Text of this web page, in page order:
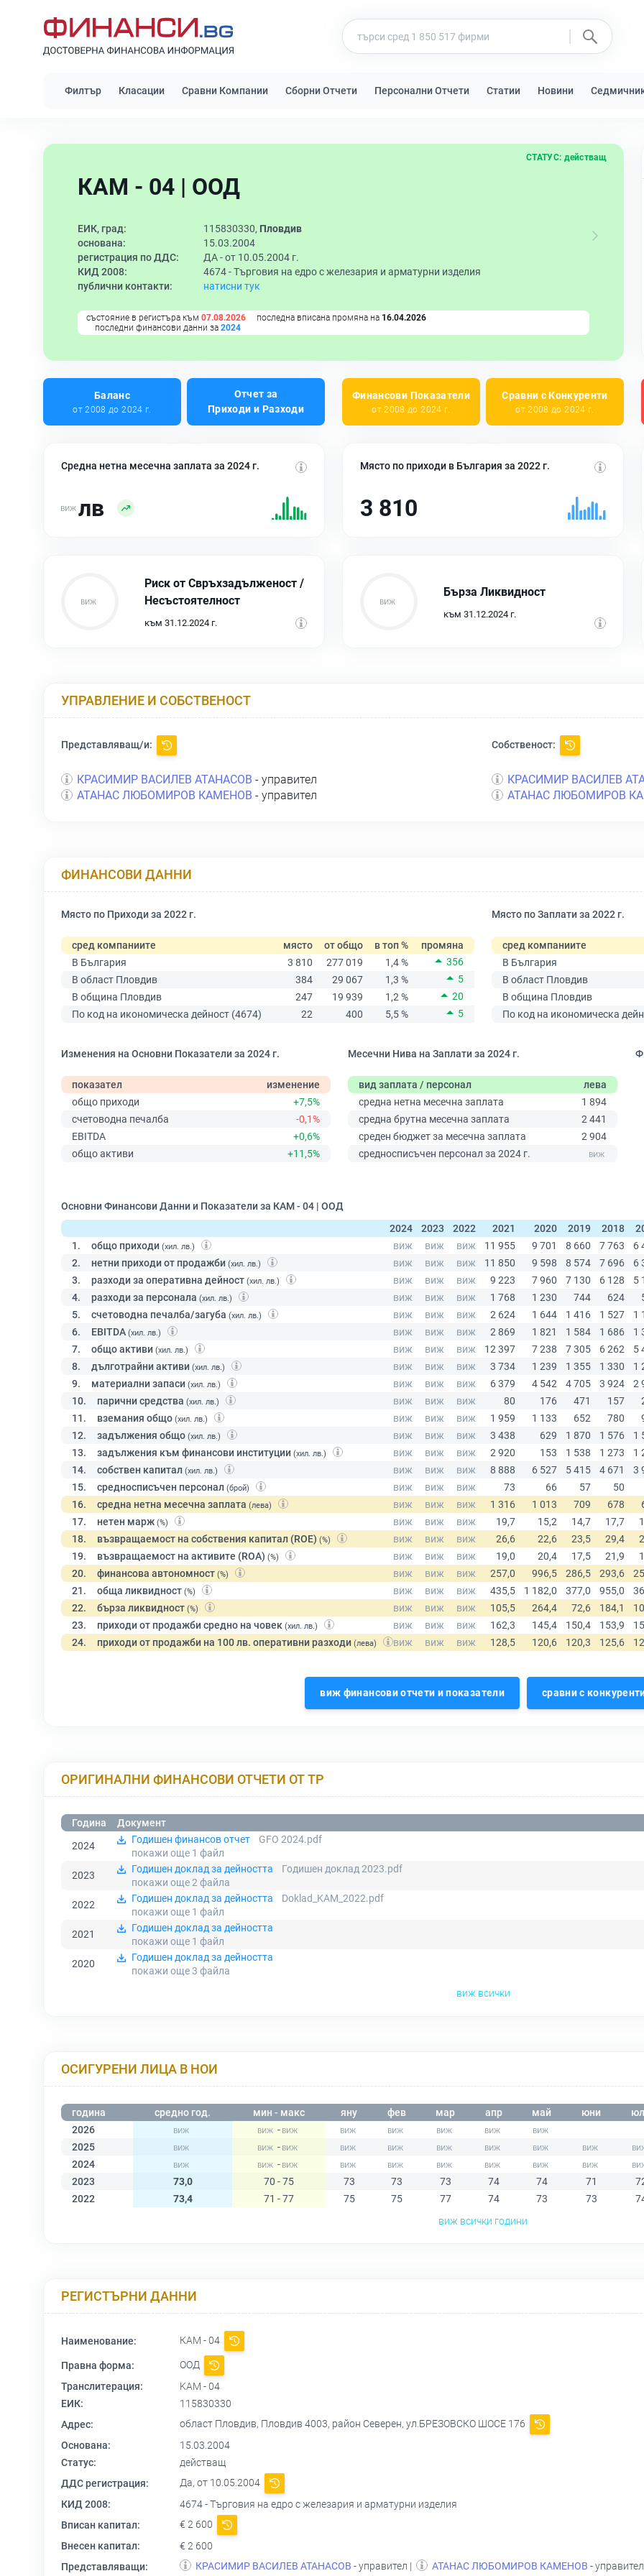
Филтър Класации Сравни Компании Сборни Отчети Персонални Отчети Статии Новини
КАМ - 04 | ООД
СТАТУС: действащ
ЕИК, град: 115830330, Пловдив
основана:
15.03.2004
регистрация по ДДС:
ДА - от 10.05.2004 г.
КИД 2008:
4674 -Търговия на едро с железария и арматурни изделия
публични контакти:
натисни тук
състояние в регистъра към 07.08.2026 последна вписана промяна на 16.04.2026
последни финансови данни за 2024
Баланс
от 2008 до 2024 г.
Отчет за
Приходи и Разходи
Финансови Показатели
от 2008 до 2024 г.
Сравни с Конкуренти
от 2008 до 2024 г.
Средна нетна месечна заплата за 2024 г.
лв
Място по приходи в България за 2022 г.
3 810
Риск от Свръхзадълженост /
Несъстоятелност
към 31.12.2024 г.
Бърза Ликвидност
към 31.12.2024 г.
УПРАВЛЕНИЕ И СОБСТВЕНОСТ
Представляващ/и:
КРАСИМИР ВАСИЛЕВ АТАНАСОВ - управител
АТАНАС ЛЮБОМИРОВ КАМЕНОВ - управител
Собственост:
КРАСИМИР ВАСИЛЕВ
АТАНАС ЛЮБОМИРОВ
ФИНАНСОВИ ДАННИ
Място по Приходи за 2022 г.
сред компаниите място от общо в топ %
промяна
В България
3 810 277 019 1,4 %
356
В област Пловдив
384 29 067 1,3 %
5
В община Пловдив
247 19 939 1,2 %
20
По код на икономическа дейност (4674)
22 400 5,5 % 5
Място по Заплати за 2022 г.
сред компаниите
В България
В област Пловдив
В община Пловдив
По код на икономическа
Изменения на Основни Показатели за 2024 г.
показател
изменение
общо приходи
+7,5%
счетоводна печалба
-0,1%
EBITDA
+0,6%
общо активи
+11,5%
Месечни Нива на Заплати за 2024 г.
вид заплата / персонал
лева
средна нетна месечна заплата
1 894
средна брутна месечна заплата
2 441
среден бюджет за месечна заплата
2 904
средносписъчен персонал за 2024 г.
Основни Финансови Данни и Показатели за КАМ - 04 | ООД
2024
2023 2022 2021 2020 2019 2018
1.
общо приходи (хил. лв.)
2. нетни приходи от продажби (хил. лв.)
3. разходи за оперативна дейност (хил. лв.)
4. разходи за персонала (хил. лв.)
5. счетоводна печалба/загуба (хил. лв.)
6. EBITDA (хил. лв.)
7. общо активи (хил. лв.)
8. дълготрайни активи (хил. лв.)
9. материални запаси (хил. лв.)
10. парични средства (хил. лв.)
11. вземания общо (хил. лв.)
12. задължения общо (хил. лв.)
13. задължения към финансови институции (хил. лв.)
14. собствен капитал (хил. лв.)
15. средносписъчен персонал (брой)
16. средна нетна месечна заплата (лева)
17. нетен марж (%)
18. възвращаемост на собствения капитал (ROE) (%)
19. възвращаемост на активите (ROA) (%)
20. финансова автономност (%)
21. обща ликвидност (%)
22. бърза ликвидност (%)
23. приходи от продажби средно на човек (хил. лв.)
24. приходи от продажби на 100 лв. оперативни разходи (лева)
виж финансови отчети и показатели сравни с
ОРИГИНАЛНИ ФИНАНСОВИ ОТЧЕТИ ОТ ТР
Година
Документ
2024
Годишен финансов отчет
GFO 2024.pdf
покажи още 1 файл
2023
Годишен доклад за дейността
Годишен доклад 2023.pdf
покажи още 2 файла
2022
Годишен доклад за дейността
Doklad_KAM_2022.pdf
покажи още 1 файл
2021
Годишен доклад за дейността
покажи още 1 файл
2020
Годишен доклад за дейността
покажи още 3 файла
виж всички
ОСИГУРЕНИ ЛИЦА В НОИ
година средно год. мин - макс яну фев мар апр май юни
2026
-
2025
-
2024
-
2023
73,0 70 - 75 73 73 73 74 74 71
2022
73,4 71 - 77 75 75 77 74 73 73
виж всички години
РЕГИСТЪРНИ ДАННИ
Наименование: КАМ - 04
Правна форма:
ООД
Транслитерация:
KAM - 04
ЕИК:
115830330
Адрес:
област Пловдив, Пловдив 4003, район Северен, ул.БРЕЗОВСКО ШОСЕ 176
Основана:
15.03.2004
Статус:
действащ
ДДС регистрация:
Да, от 10.05.2004
КИД 2008:
4674 - Търговия на едро с железария и арматурни изделия
Вписан капитал:
€ 2 600
Внесен капитал:
€ 2 600
Представляващи:
КРАСИМИР ВАСИЛЕВ АТАНАСОВ - управител | АТАНАС ЛЮБОМИРОВ КАМЕНОВ -